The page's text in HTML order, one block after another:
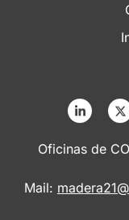
Oficinas de
Mail: